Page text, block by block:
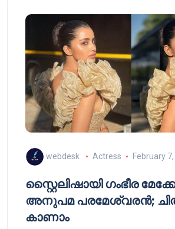
webdesk Actress February
സ്റ്റൈലിഷായി ഗംഭീര
അനുപമ പരമേശ്വരൻ;
കാണാം